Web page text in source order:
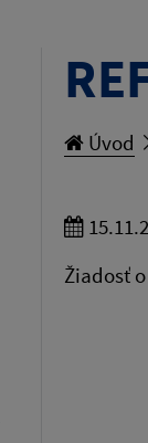
Úvod
Žiadosť